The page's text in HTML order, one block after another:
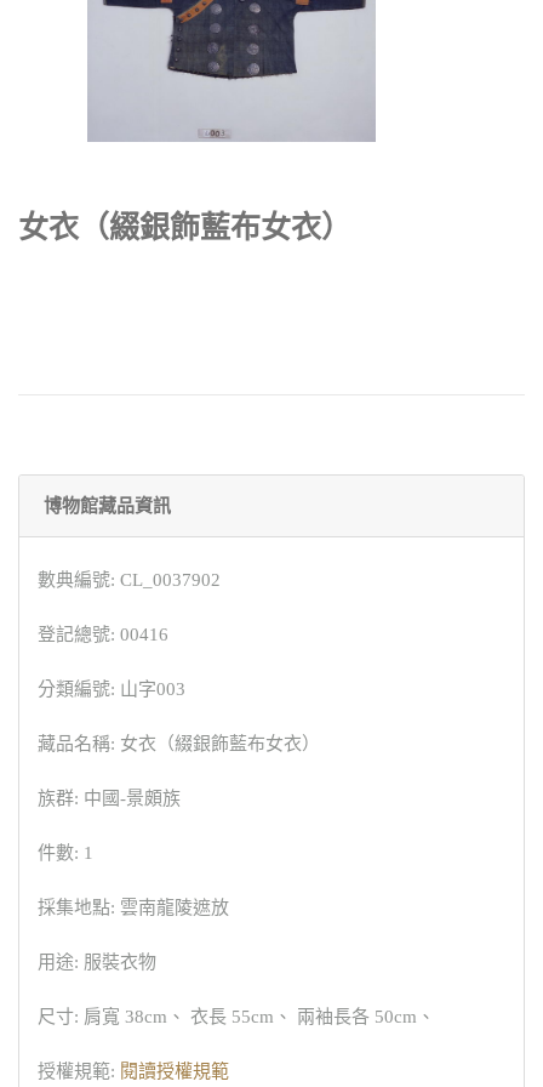
女衣（綴銀飾藍布女衣）
博物館藏品資訊
數典編號: CL_0037902
登記總號: 00416
分類編號: 山字003
藏品名稱: 女衣（綴銀飾藍布女衣）
族群: 中國-景頗族
件數: 1
採集地點: 雲南龍陵遮放
用途: 服裝衣物
尺寸: 肩寬 38cm、 衣長 55cm、 兩袖長各 50cm、
授權規範: 閱讀授權規範